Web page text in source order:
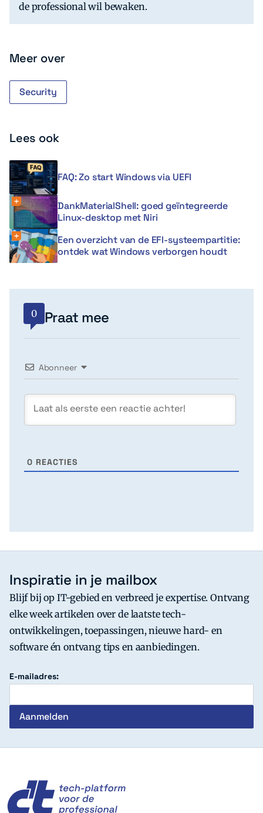
de professional wil bewaken.
Meer over
Security
Lees ook
FAQ: Zo start Windows via UEFI
DankMaterialShell: goed geïntegreerde
Linux-desktop met Niri
Een overzicht van de EFI-systeempartitie:
ontdek wat Windows verborgen houdt
0 Praat mee
Abonneer
0 REACTIES
Inspiratie in je mailbox
Blijf bij op IT-gebied en verbreed je expertise. Ontvang
elke week artikelen over de laatste tech-
ontwikkelingen, toepassingen, nieuwe hard- en
software én ontvang tips en aanbiedingen.
E-mailadres: